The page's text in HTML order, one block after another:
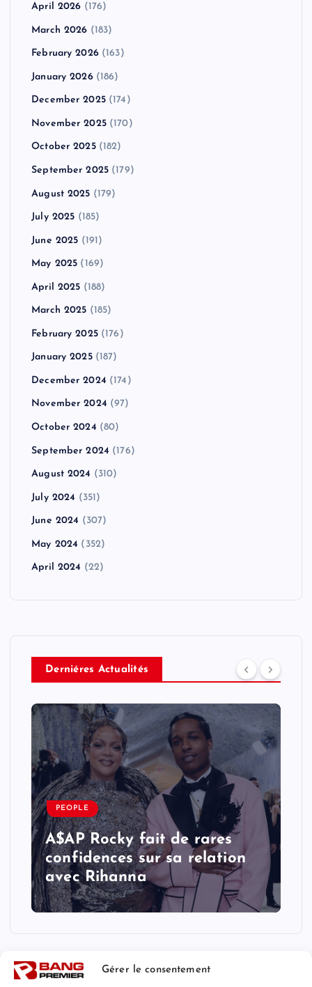
Gérer le consentement
April 2026 (176)
March 2026 (183)
February 2026(163)
January 2026(186)
December 2025(174)
November 2025(170)
October 2025(182)
September 2025 (179)
August 2025 (179)
July 2025 (185)
June 2025 (191)
May 2025 (169)
April 2025 (188)
March 2025 (185)
February 2025(176)
January 2025(187)
December 2024 (174)
November 2024 (97)
October 2024 (80)
September 2024 (176)
August 2024 (310)
July 2024 (351)
June 2024 (307)
May 2024 (352)
April 2024 (22)
Derniéres Actualités
PEOPLE
A$AP Rocky fait de rares
confidences sur sa relation
avec Rihanna